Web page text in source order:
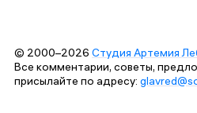
© 2000–2026 Студия Артемия
Все комментарии, советы,
присылайте по адресу: